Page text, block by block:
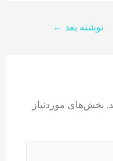
نوشته بعد ←
بخش‌های موردنیاز